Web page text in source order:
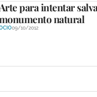
para intentar
natural
09/10/2012